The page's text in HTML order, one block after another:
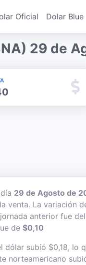
Oficial Dolar Blue
29 de
29 de Agosto de
venta. La variación
anterior fue del
de $0,10
dólar subió $0,18, lo
norteamericano